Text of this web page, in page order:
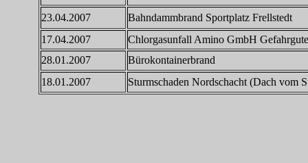
23.04.2007
Bahndammbrand Sportplatz Frellstedt
17.04.2007
Chlorgasunfall Amino GmbH
28.01.2007
Bürokontainerbrand
18.01.2007
Sturmschaden Nordschacht (Dach vom